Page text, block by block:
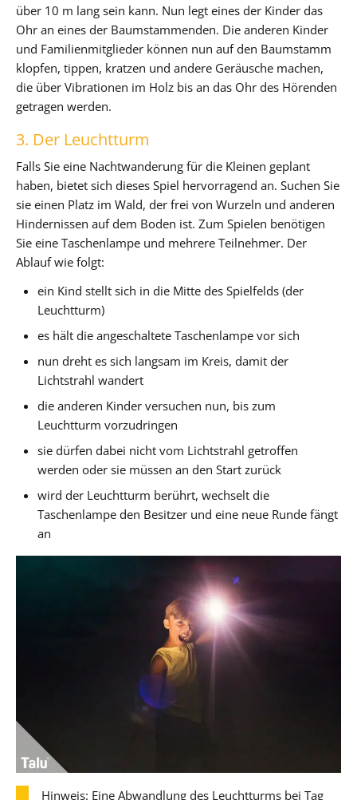
über 10 m lang sein kann. Nun legt eines der Kinder das
Ohr an eines der Baumstammenden. Die anderen Kinder
und Familienmitglieder können nun auf den Baumstamm
klopfen, tippen, kratzen und andere Geräusche machen,
die über Vibrationen im Holz bis an das Ohr des Hörenden
getragen werden.
3. Der Leuchtturm
Falls Sie eine Nachtwanderung für die Kleinen geplant
haben, bietet sich dieses Spiel hervorragend an. Suchen Sie
sie einen Platz im Wald, der frei von Wurzeln und anderen
Hindernissen auf dem Boden ist. Zum Spielen benötigen
Sie eine Taschenlampe und mehrere Teilnehmer. Der
Ablauf wie folgt:
ein Kind stellt sich in die Mitte des Spielfelds (der
Leuchtturm)
es hält die angeschaltete Taschenlampe vor sich
nun dreht es sich langsam im Kreis, damit der
Lichtstrahl wandert
die anderen Kinder versuchen nun, bis zum
Leuchtturm vorzudringen
sie dürfen dabei nicht vom Lichtstrahl getroffen
werden oder sie müssen an den Start zurück
wird der Leuchtturm berührt, wechselt die
Taschenlampe den Besitzer und eine neue Runde fängt
an
Hinweis: Eine Abwandlung des Leuchtturms bei Tag